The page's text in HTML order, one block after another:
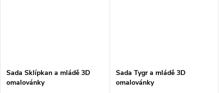
Sada Sklípkan a mládě 3D
omalovánky
Sada Tygr a mládě 3D
omalovánky